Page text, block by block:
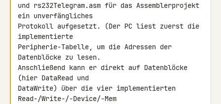
und rs232Telegram.asm für das Assemblerprojekt
ein unverfängliches
Protokoll aufgesetzt. (Der PC liest zuerst die
implementierte
Peripherie-Tabelle, um die Adressen der
Datenblöcke zu lesen.
Anschließend kann er direkt auf Datenblöcke
(hier DataRead und
DataWrite) über die vier implementierten
Read-/Write-/-Device/-Mem